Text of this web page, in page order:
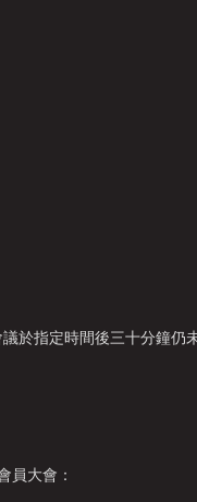
於指定時間後三十分鐘
員大會：